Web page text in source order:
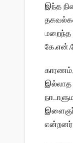
இந்த
மறைந்த
காரணம்,
இல்லாத